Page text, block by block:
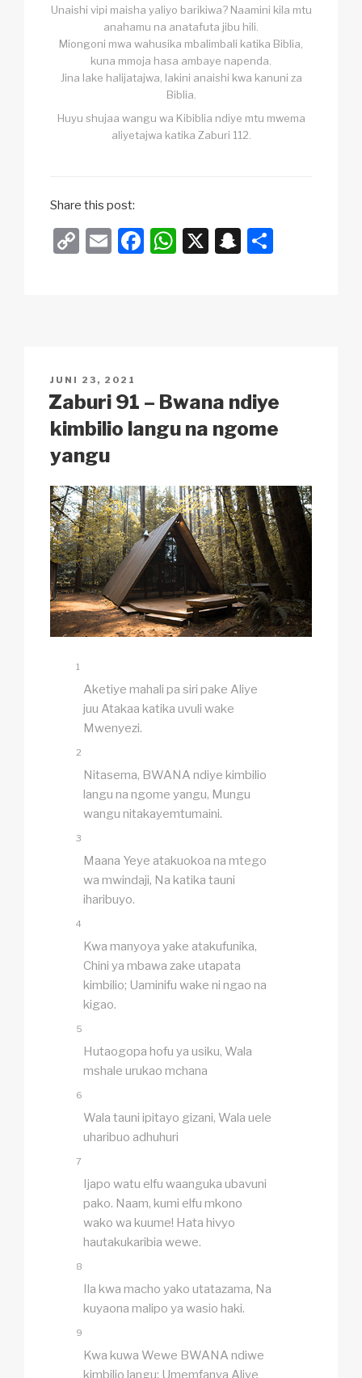
Unaishi vipi maisha yaliyo barikiwa? Naamini kila mtu
anahamu na anatafuta jibu hili.
Miongoni mwa wahusika mbalimbali katika Biblia,
kuna mmoja hasa ambaye napenda.
Jina lake halijatajwa, lakini anaishi kwa kanuni za
Biblia.
Huyu shujaa wangu wa Kibiblia ndiye mtu mwema
aliyetajwa katika Zaburi 112.
Share this post:
C
n
k
E
F
o
k
W
p
X
S
at
POSTED
ON
JUNI 23, 2021
Zaburi 91 – Bwana ndiye
kimbilio langu na ngome
yangu
1
Aketiye mahali pa siri pake Aliye
juu Atakaa katika uvuli wake
Mwenyezi.
2
Nitasema, BWANA ndiye kimbilio
langu na ngome yangu, Mungu
wangu nitakayemtumaini.
3
Maana Yeye atakuokoa na mtego
wa mwindaji, Na katika tauni
iharibuyo.
4
Kwa manyoya yake atakufunika,
Chini ya mbawa zake utapata
kimbilio; Uaminifu wake ni ngao na
kigao.
5
Hutaogopa hofu ya usiku, Wala
mshale urukao mchana
6
Wala tauni ipitayo gizani, Wala uele
uharibuo adhuhuri
7
Ijapo watu elfu waanguka ubavuni
pako. Naam, kumi elfu mkono
wako wa kuume! Hata hivyo
hautakukaribia wewe.
8
Ila kwa macho yako utatazama, Na
kuyaona malipo ya wasio haki.
9
Kwa kuwa Wewe BWANA ndiwe